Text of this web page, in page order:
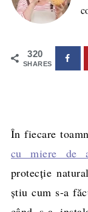
320
SHARES
În fiecare
cu miere de
protecţie
ştiu cum s-a